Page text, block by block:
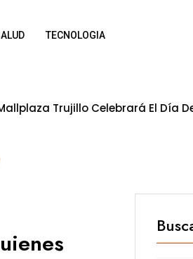
TECNOLOGIA
El Día Del Niño Con